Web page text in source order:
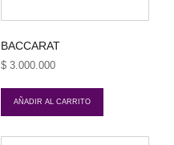
BACCARAT
$3.000.000
AÑADIR AL CARRITO